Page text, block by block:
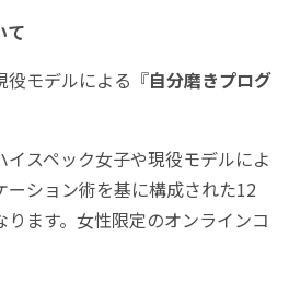
て
役モデルによる『自分磨きプログ
スペック女子や現役モデルによ
ーション術を基に構成された12
ます。女性限定のオンラインコ